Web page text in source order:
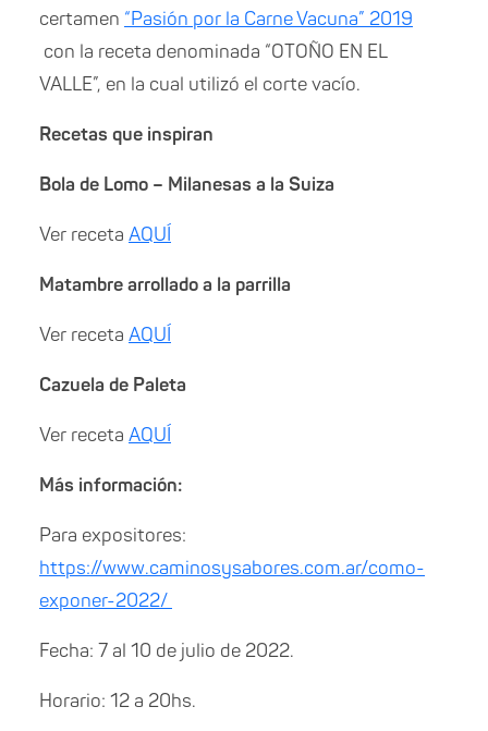
certamen “Pasión por la Carne Vacuna” 2019
con la receta denominada “OTOÑO EN EL
VALLE”, en la cual utilizó el corte vacío.
Recetas que inspiran
Bola de Lomo – Milanesas a la Suiza
Ver receta AQUÍ
Matambre arrollado a la parrilla
Ver receta AQUÍ
Cazuela de Paleta
Ver receta AQUÍ
Más información:
Para expositores:
https://www.caminosysabores.com.ar/como-
exponer-2022/
Fecha: 7 al 10 de julio de 2022.
Horario: 12 a 20hs.